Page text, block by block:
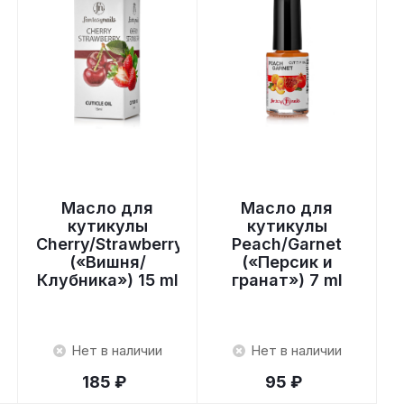
Масло для
кутикулы
Cherry/Strawberry
(«Вишня/
Клубника») 15 ml
Нет в наличии
185 ₽
Масло для
кутикулы
Peach/Garnet
(«Персик и
гранат») 7 ml
Нет в наличии
95 ₽